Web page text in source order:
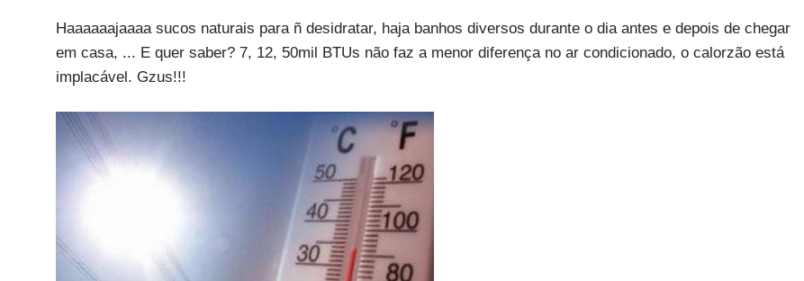
Haaaaaajaaaa sucos naturais para ñ desidratar, haja banhos diversos durante o dia antes e depois de chegar
em casa, ... E quer saber? 7, 12, 50mil BTUs não faz a menor diferença no ar condicionado, o calorzão está
implacável. Gzus!!!